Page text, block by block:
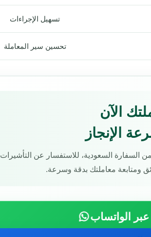
تسهيل الإجراءات
تحسين سير المعاملة
الآن
الإنجاز
السفارة السعودية، للاستفسار عن التأشيرات
ومتابعة معاملتك بدقة وسرعة.
الواتساب